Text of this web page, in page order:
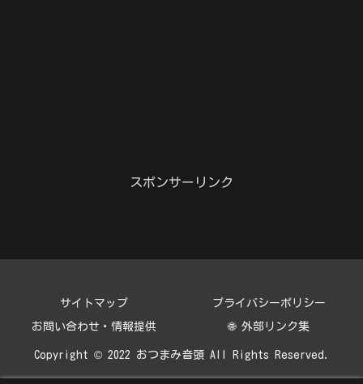
スポンサーリンク
サイトマップ プライバシーポリシー
お問い合わせ・情報提供 🌐 外部リンク集
Copyright © 2022 おつまみ音頭 All Rights Reserved.